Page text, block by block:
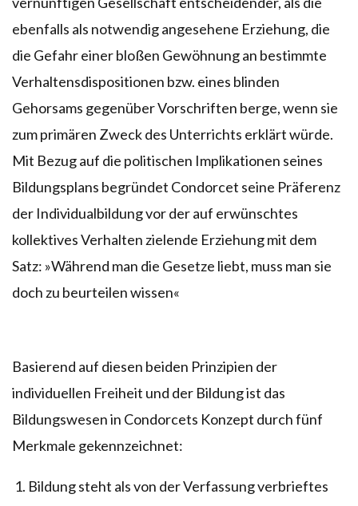
ebenfalls als notwendig angesehene Erziehung, die
die Gefahr einer bloßen Gewöhnung an bestimmte
Verhaltensdispositionen bzw. eines blinden
Gehorsams gegenüber Vorschriften berge, wenn sie
zum primären Zweck des Unterrichts erklärt würde.
Mit Bezug auf die politischen Implikationen seines
Bildungsplans begründet Condorcet seine Präferenz
der Individualbildung vor der auf erwünschtes
kollektives Verhalten zielende Erziehung mit dem
Satz: »Während man die Gesetze liebt, muss man sie
doch zu beurteilen wissen«
Basierend auf diesen beiden Prinzipien der
individuellen Freiheit und der Bildung ist das
Bildungswesen in Condorcets Konzept durch fünf
Merkmale gekennzeichnet:
Bildung steht als von der Verfassung verbrieftes